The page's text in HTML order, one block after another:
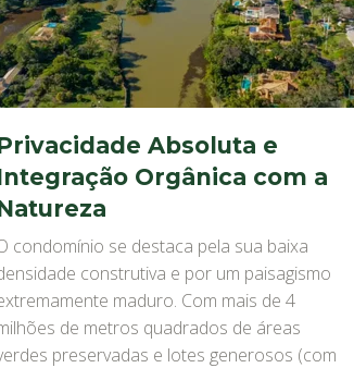
Absoluta e
Orgânica com a
condomínio se destaca pela sua baixa
construtiva e por um paisagismo
maduro. Com mais de 4
de metros quadrados de áreas
preservadas e lotes generosos (com